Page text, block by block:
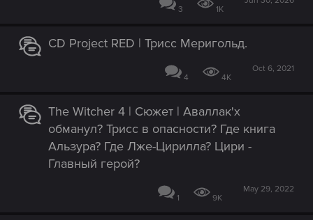
3 1K
CD Project RED | Трисс Меригольд.
4 4K
Oct 6, 2021
The Witcher 4 | Сюжет | Аваллак'х
обманул? Трисс в опасности? Где книга
Альзура? Где Лже-Цирилла? Цири -
Главный герой?
1 9K
May 29, 2022